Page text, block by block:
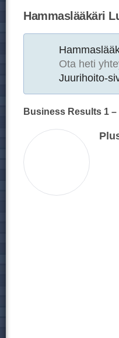
Hammaslääkäri
Ota heti
Juurihoito-
Business Results 1 –